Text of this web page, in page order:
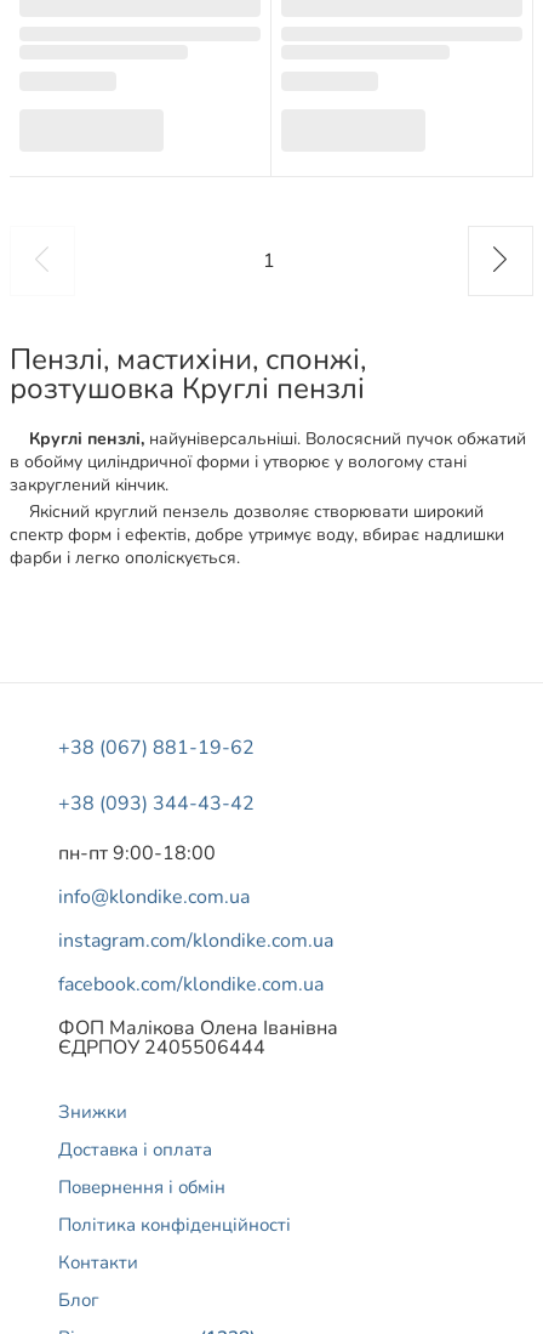
1
Пензлі, мастихіни, спонжі,
розтушовка Круглі пензлі
Круглі пензлі, найуніверсальніші. Волосясний пучок обжатий
в обойму циліндричної форми і утворює у вологому стані
закруглений кінчик.
Якісний круглий пензель дозволяє створювати широкий
спектр форм і ефектів, добре утримує воду, вбирає надлишки
фарби і легко ополіскується.
+38 (067) 881-19-62
+38 (093) 344-43-42
пн-пт 9:00-18:00
info@klondike.com.ua
instagram.com/klondike.com.ua
facebook.com/klondike.com.ua
ФОП Малікова Олена Іванівна
ЄДРПОУ 2405506444
Знижки
Доставка і оплата
Повернення і обмін
Політика конфіденційності
Контакти
Блог